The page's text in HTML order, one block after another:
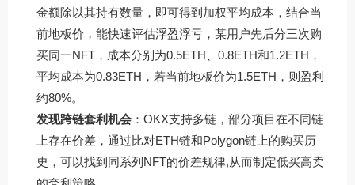
金额除以其持有数量，即可得到加权平均成本，结合当
前地板价，能快速评估浮盈浮亏，某用户先后分三次购
买同一NFT，成本分别为0.5ETH、0.8ETH和1.2ETH，
平均成本为0.83ETH，若当前地板价为1.5ETH，则盈利
约80%。
发现跨链套利机会 ：OKX支持多链，部分项目在不同链
上存在价差，通过比对ETH链和Polygon链上的购买历
史，可以找到同系列NFT的价差规律,从而制定低买高卖